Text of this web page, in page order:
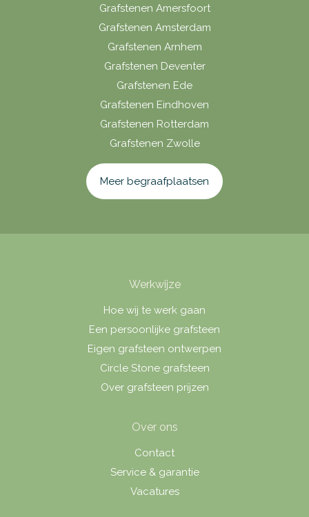
Grafstenen Amersfoort
Grafstenen Amsterdam
Grafstenen Arnhem
Grafstenen Deventer
Grafstenen Ede
Grafstenen Eindhoven
Grafstenen Rotterdam
Grafstenen Zwolle
Meer begraafplaatsen
Werkwijze
Hoe wij te werk gaan
Een persoonlijke grafsteen
Eigen grafsteen ontwerpen
Circle Stone grafsteen
Over grafsteen prijzen
Over ons
Contact
Service & garantie
Vacatures